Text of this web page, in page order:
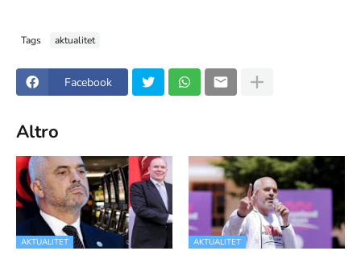
Tags aktualitet
Facebook
Altro
AKTUALITET AKTUALITET